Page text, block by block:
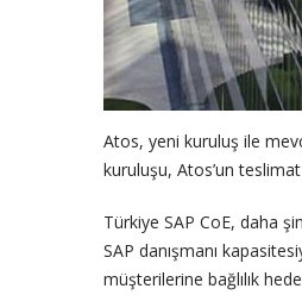
Atos, yeni kuruluş ile
kuruluşu, Atos’un
Türkiye SAP CoE, daha
SAP danışmanı
müşterilerine bağlılık